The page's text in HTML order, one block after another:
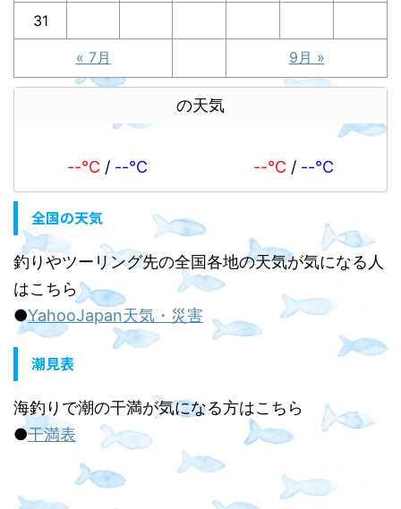
31
« 7月 9月 »
の天気
--℃ / --℃ --℃ / --℃
全国の天気
釣りやツーリング先の全国各地の天気が気になる人
はこちら
●YahooJapan天気・災害
潮見表
海釣りで潮の干満が気になる方はこちら
●干満表